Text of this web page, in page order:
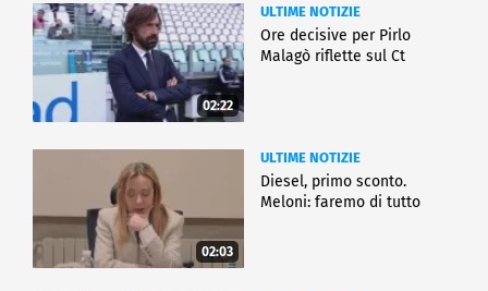
02:22
ULTIME NOTIZIE
Ore decisive per Pirlo
Malagò riflette sul Ct
02:03
ULTIME NOTIZIE
Diesel, primo sconto.
Meloni: faremo di tutto